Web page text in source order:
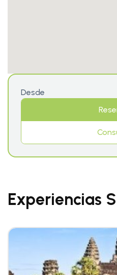
Desde
Experiencias